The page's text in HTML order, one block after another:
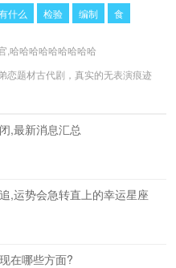
什么 检验 编制 食
,哈哈哈哈哈哈哈哈哈
恋题材古代剧，真实的无表演痕迹
,最新消息汇总
,运势会急转直上的幸运星座
在哪些方面?